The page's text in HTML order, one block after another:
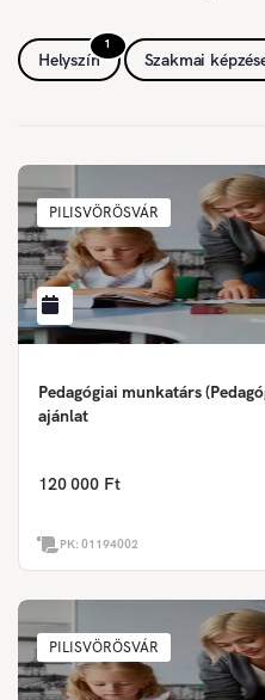
1
Helyszín Szakmai
PILISVÖRÖSVÁR
Pedagógiai munkatárs
ajánlat
120 000 Ft
PK:01194002
PILISVÖRÖSVÁR